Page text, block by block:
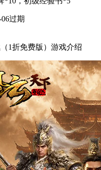
06过期
1折免费版）游戏介绍